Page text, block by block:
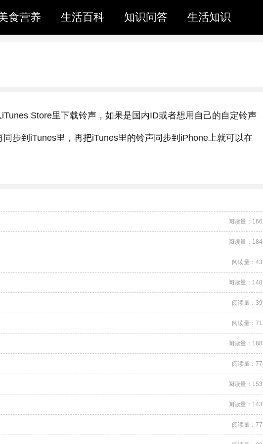
食营养 生活百科 知识问答 生活知识
Store里下载铃声，如果是国内ID或者想用自己的自定铃声
步到iTunes里，再把iTunes里的铃声同步到iPhone上就可以在
阅读量：166
阅读量：184
阅读量：43
阅读量：148
阅读量：39
阅读量：71
阅读量：188
阅读量：77
阅读量：153
阅读量：143
阅读量：77